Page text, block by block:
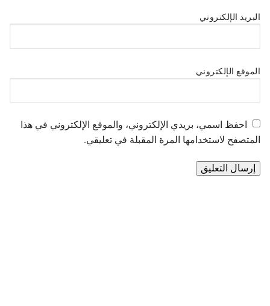
البريد الإلكتروني
الموقع الإلكتروني
احفظ اسمي، بريدي الإلكتروني، والموقع الإلكتروني في هذا
المتصفح لاستخدامها المرة المقبلة في تعليقي.